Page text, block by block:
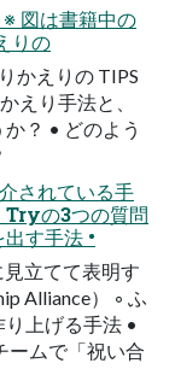
図は書籍中の
りの
かえりの TIPS
えり手法と、
？ • どのよう
されている手
の3つの質問
す手法 •
立てて表明す
Alliance） ◦ ふ
上げる手法 •
ームで「祝い合